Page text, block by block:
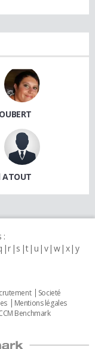
ATOUT
:
r s t u v w x y
Societé
Mentions légales
Benchmark